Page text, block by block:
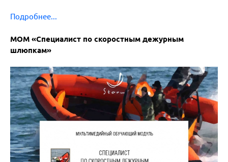
Подробнее...
МОМ «Специалист по скоростным дежурным
шлюпкам»